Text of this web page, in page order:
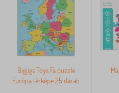
Bigjigs Toys Fa puzzle
Európa térképe 25 darab